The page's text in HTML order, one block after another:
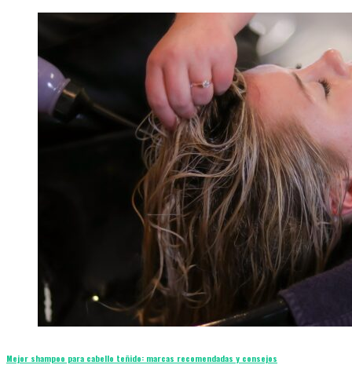
Mejor shampoo para cabello teñido: marcas recomendadas y consejos